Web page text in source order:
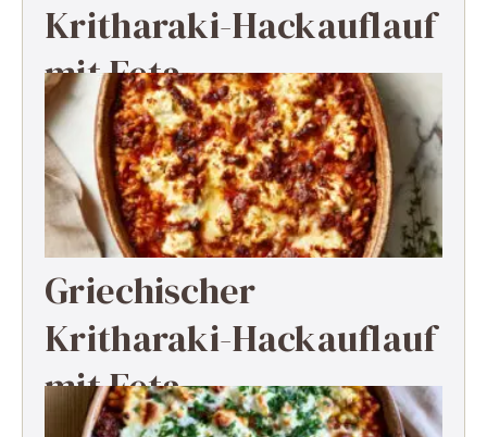
Kritharaki-Hackauflauf
mit Feta
Griechischer
Kritharaki-Hackauflauf
mit Feta